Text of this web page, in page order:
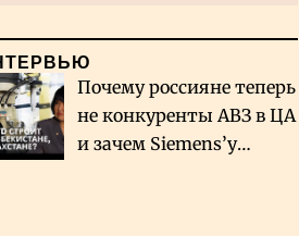
Почему россияне теперь
не конкуренты АВЗ в ЦА
и зачем Siemens’у